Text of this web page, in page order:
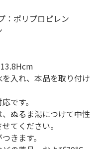
：ポリプロピレン
を入れ、本品を取り付け
です。
、ぬるま湯につけて中性
てください。
きます。